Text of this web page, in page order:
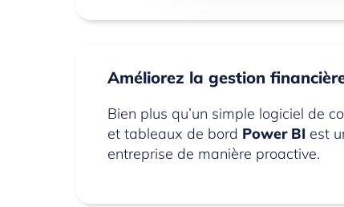
Améliorez la gestion
Bien plus qu’un simple logiciel de
et tableaux de bord Power BI est
entreprise de manière proactive.